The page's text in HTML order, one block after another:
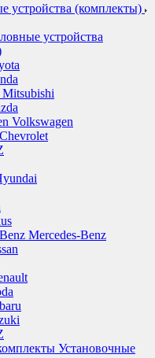
устройства (комплекты)
устройства
Mitsubishi
Volkswagen
Chevrolet
Mercedes-Benz
Установочные